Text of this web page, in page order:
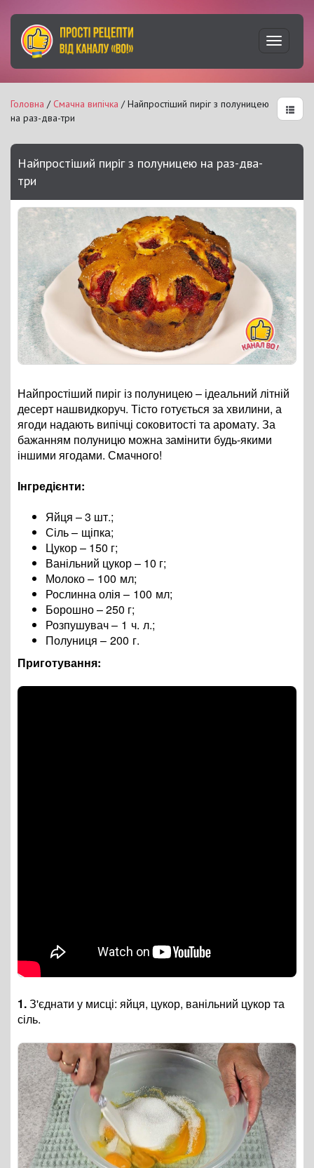
Головна / Смачна випічка / Найпростіший пиріг з полуницею
на раз-два-три
Найпростіший пиріг з полуницею на раз-два-
три
Найпростіший пиріг із полуницею – ідеальний літній
десерт нашвидкоруч. Тісто готується за хвилини, а
ягоди надають випічці соковитості та аромату. За
бажанням полуницю можна замінити будь-якими
іншими ягодами. Смачного!
Інгредієнти:
Яйця – 3 шт.;
Сіль– щіпка;
Цукор – 150 г;
Ванільний цукор – 10 г;
Молоко– 100 мл;
Рослинна олія – 100 мл;
Борошно – 250 г;
Розпушувач– 1 ч. л.;
Полуниця – 200 г.
Приготування:
1.З'єднати у мисці: яйця, цукор, ванільний цукор та
сіль.